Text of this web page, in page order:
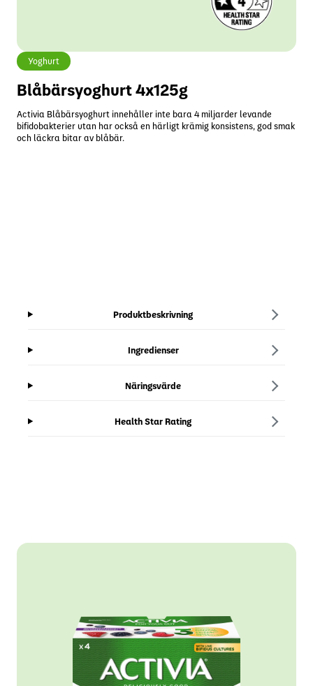
Specialiserad näring
Människor och organisationer
Nyhetsrum
Investerare
Yoghurt
Blåbärsyoghurt 4x125g
Activia Blåbärsyoghurt innehåller inte bara 4 miljarder levande
bifidobakterier utan har också en härligt krämig konsistens, god smak
och läckra bitar av blåbär.
Produktbeskrivning
Ingredienser
Näringsvärde
Health Star Rating